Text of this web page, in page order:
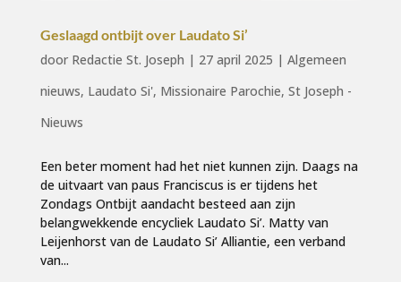
Geslaagd ontbijt over Laudato Si’
door Redactie St. Joseph | 27 april 2025 | Algemeen
nieuws, Laudato Si', Missionaire Parochie, St Joseph -
Nieuws
Een beter moment had het niet kunnen zijn. Daags na
de uitvaart van paus Franciscus is er tijdens het
Zondags Ontbijt aandacht besteed aan zijn
belangwekkende encycliek Laudato Si’. Matty van
Leijenhorst van de Laudato Si’ Alliantie, een verband
van...